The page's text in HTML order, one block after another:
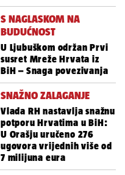
S NAGLASKOM NA
BUDUĆNOST
U Ljubuškom održan Prvi
susret Mreže Hrvata iz
BiH – Snaga povezivanja
SNAŽNO ZALAGANJE
Vlada RH nastavlja snažnu
potporu Hrvatima u BiH:
U Orašju uručeno 276
ugovora vrijednih više od
7 milijuna eura